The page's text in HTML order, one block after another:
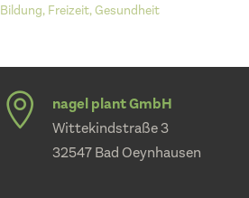
Bildung, Freizeit, Gesundheit

nagel plant GmbH
Wittekindstraße 3
32547 Bad Oeynhausen